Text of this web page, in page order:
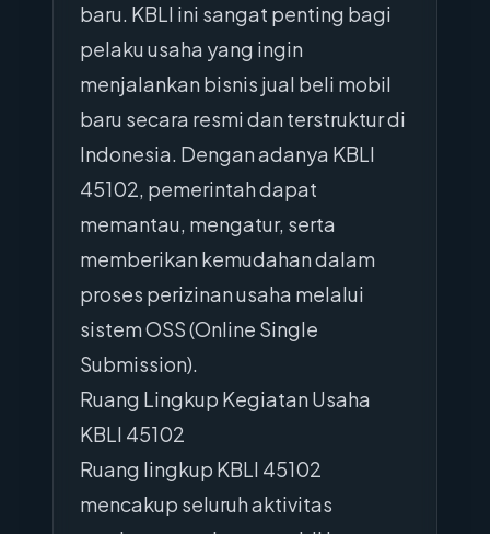
baru. KBLI ini sangat penting bagi
pelaku usaha yang ingin
menjalankan bisnis jual beli mobil
baru secara resmi dan terstruktur di
Indonesia. Dengan adanya KBLI
45102, pemerintah dapat
memantau, mengatur, serta
memberikan kemudahan dalam
proses perizinan usaha melalui
sistem OSS (Online Single
Submission).
Ruang Lingkup Kegiatan Usaha
KBLI 45102
Ruang lingkup KBLI 45102
mencakup seluruh aktivitas